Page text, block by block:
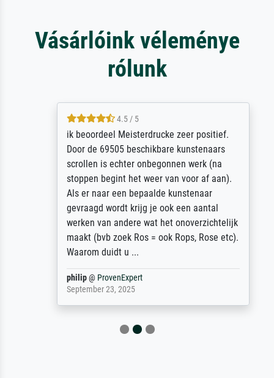
Vásárlóink véleménye
rólunk
4.5 / 5
ik beoordeel Meisterdrucke zeer positief.
Door de 69505 beschikbare kunstenaars
scrollen is echter onbegonnen werk (na
stoppen begint het weer van voor af aan).
Als er naar een bepaalde kunstenaar
gevraagd wordt krijg je ook een aantal
werken van andere wat het onoverzichtelijk
maakt (bvb zoek Ros = ook Rops, Rose etc).
Waarom duidt u ...
philip@ProvenExpert
September 23, 2025